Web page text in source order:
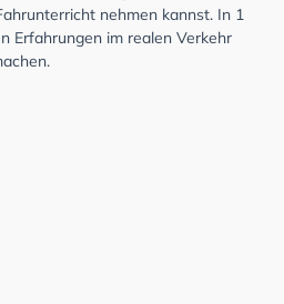
nehmen kannst. In 1
Erfahrungen im realen Verkehr